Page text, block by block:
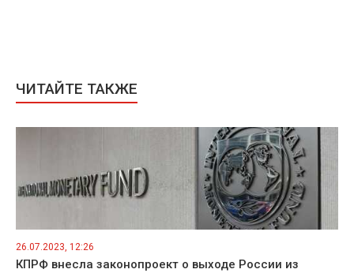
ЧИТАЙТЕ ТАКЖЕ
26.07.2023, 12:26
КПРФ внесла законопроект о выходе России из